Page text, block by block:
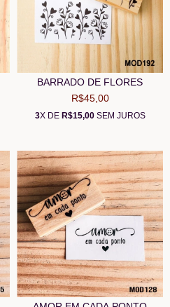
BARRADO DE FLORES
R$45,00
3X DE R$15,00SEM JUROS